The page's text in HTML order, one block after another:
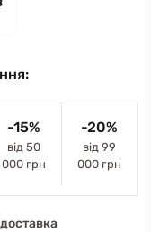
-15%
від 50
000 грн
-20%
від 99
000 грн
доставка